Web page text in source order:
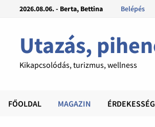
2026.08.06. - Berta, Bettina Belépés
Utazás,
Kikapcsolódás, turizmus, wellness
FŐOLDAL MAGAZIN